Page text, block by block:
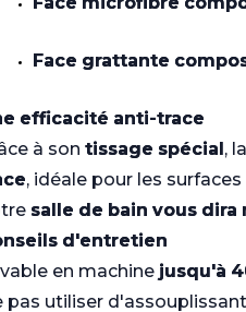
Face grattante
efficacité anti-trace
à son tissage spécial ,
, idéale pour les
salle de bain vous dira
d'entretien
en machine jusqu'à
pas utiliser